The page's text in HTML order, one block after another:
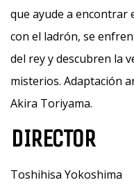
que ayude a encontrar
con el ladrón, se
del rey y descubren la
misterios. Adaptación
Akira Toriyama.
DIRECTOR
Toshihisa Yokoshima